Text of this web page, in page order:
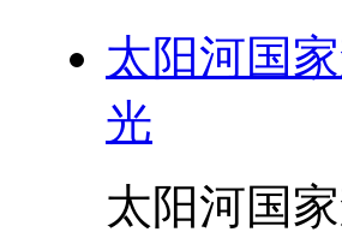
太阳河国
光
太阳河国